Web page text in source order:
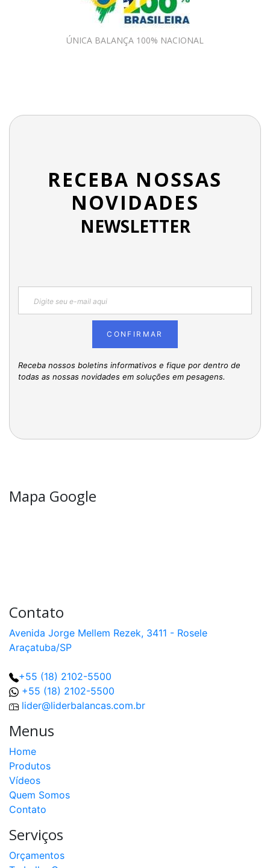
ÚNICA BALANÇA 100% NACIONAL
RECEBA NOSSAS
NOVIDADES
NEWSLETTER
CONFIRMAR
Receba nossos boletins informativos e fique por dentro de
todas as nossas novidades em soluções em pesagens.
Mapa Google
Contato
Avenida Jorge Mellem Rezek, 3411 - Rosele
Araçatuba/SP
+55 (18) 2102-5500
+55 (18) 2102-5500
lider@liderbalancas.com.br
Menus
Home
Produtos
Vídeos
Quem Somos
Contato
Serviços
Orçamentos